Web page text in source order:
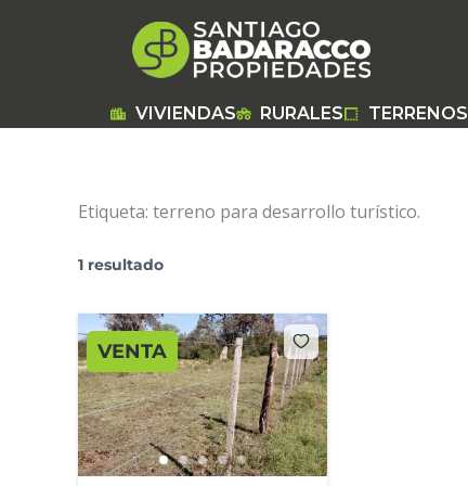
VIVIENDAS RURALES TERRENOS
Etiqueta: terreno para desarrollo turístico.
1 resultado
VENTA